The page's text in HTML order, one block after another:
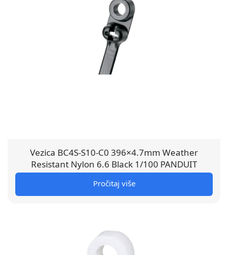
Vezica BC4S-S10-C0 396×4.7mm Weather
Resistant Nylon 6.6 Black 1/100 PANDUIT
Pročitaj više